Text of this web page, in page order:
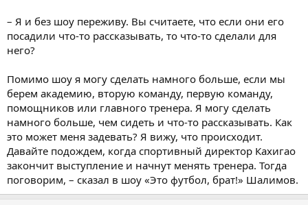
– Я и без шоу переживу. Вы считаете, что если они его
посадили что-то рассказывать, то что-то сделали для
него?
Помимо шоу я могу сделать намного больше, если мы
берем академию, вторую команду, первую команду,
помощников или главного тренера. Я могу сделать
намного больше, чем сидеть и что-то рассказывать. Как
это может меня задевать? Я вижу, что происходит.
Давайте подождем, когда спортивный директор Кахигао
закончит выступление и начнут менять тренера. Тогда
поговорим, – сказал в шоу «Это футбол, брат!» Шалимов.